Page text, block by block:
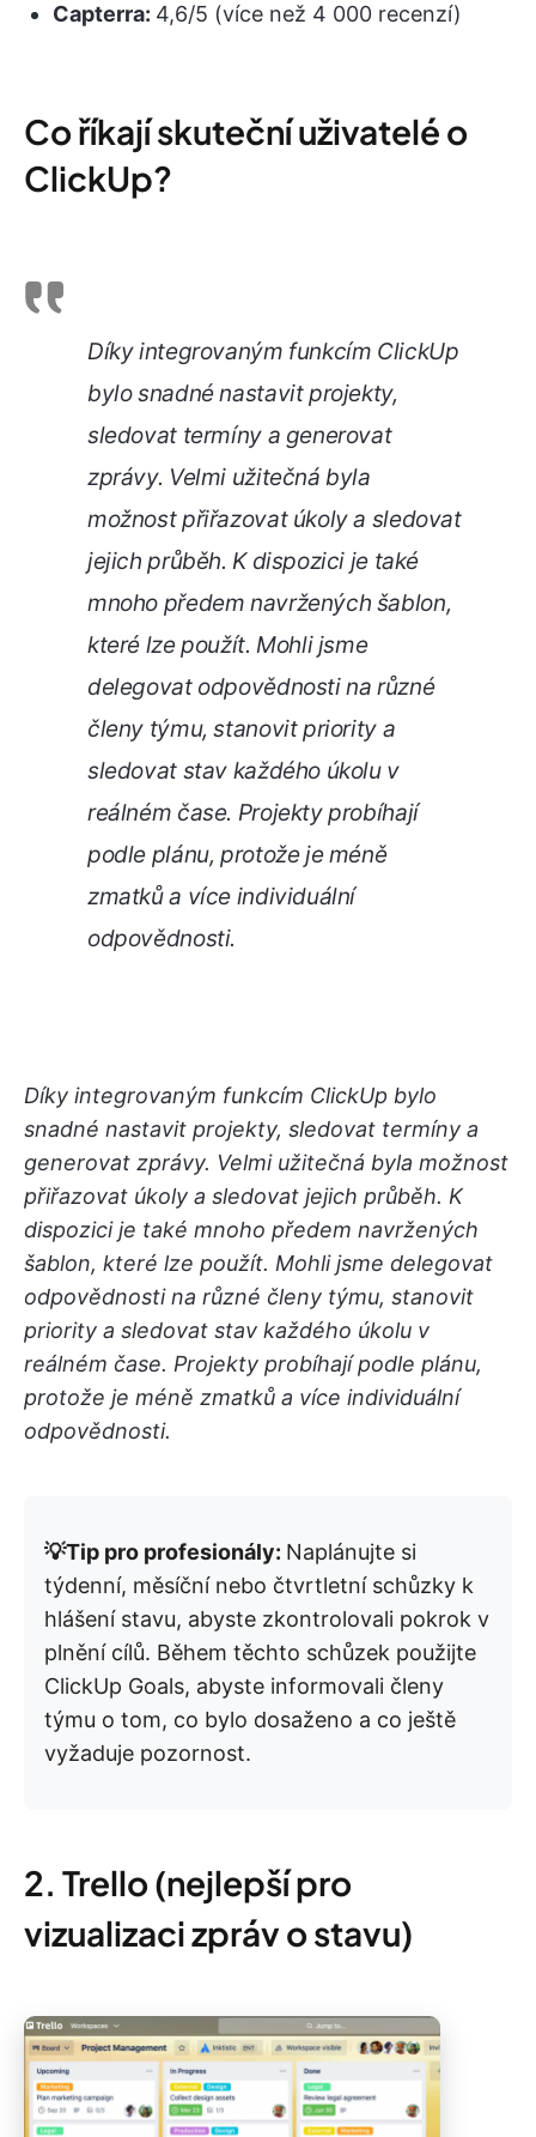
Capterra: 4,6/5 (více než 4 000 recenzí)
Co říkají skuteční uživatelé o
ClickUp?
Díky integrovaným funkcím ClickUp
bylo snadné nastavit projekty,
sledovat termíny a generovat
zprávy. Velmi užitečná byla
možnost přiřazovat úkoly a sledovat
jejich průběh. K dispozici je také
mnoho předem navržených šablon,
které lze použít. Mohli jsme
delegovat odpovědnosti na různé
členy týmu, stanovit priority a
sledovat stav každého úkolu v
reálném čase. Projekty probíhají
podle plánu, protože je méně
zmatků a více individuální
odpovědnosti.
Díky integrovaným funkcím ClickUp bylo
snadné nastavit projekty, sledovat termíny a
generovat zprávy. Velmi užitečná byla možnost
přiřazovat úkoly a sledovat jejich průběh. K
dispozici je také mnoho předem navržených
šablon, které lze použít. Mohli jsme delegovat
odpovědnosti na různé členy týmu, stanovit
priority a sledovat stav každého úkolu v
reálném čase. Projekty probíhají podle plánu,
protože je méně zmatků a více individuální
odpovědnosti.
💡Tip pro profesionály: Naplánujte si
týdenní, měsíční nebo čtvrtletní schůzky k
hlášení stavu, abyste zkontrolovali pokrok v
plnění cílů. Během těchto schůzek použijte
ClickUp Goals, abyste informovali členy
týmu o tom, co bylo dosaženo a co ještě
vyžaduje pozornost.
2. Trello (nejlepší pro
vizualizaci zpráv o stavu)